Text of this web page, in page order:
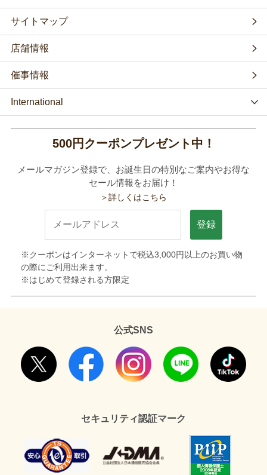
サイトマップ
店舗情報
催事情報
International
500円クーポンプレゼント中！
メールマガジン登録で、お誕生日の特別なご案内やお得な
セール情報をお届け！
＞詳しくはこちら
登録
※クーポンはインターネットで税込3,000円以上のお買い物
の際にご利用出来ます。
※はじめて登録される方限定
公式SNS
セキュリティ認証マーク